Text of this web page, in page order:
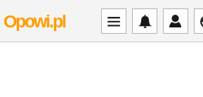
Opowi.pl